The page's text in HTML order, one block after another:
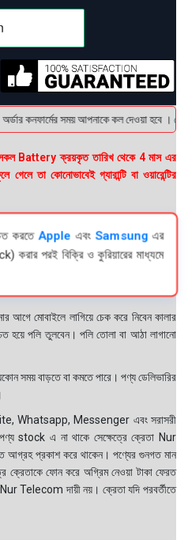
কনফার্মের সময় আপনাকে কল দেওয়া হবে ।
Battery ক্রয়কৃত তারিখ থেকে 4 মাস এর
তা কোনোভাবেই গ্যারান্টি বা ওয়ারেন্টির
করতে Apple এবংSamsungএর
করার পরই বিক্রি ও কুরিয়ারের মাধ্যমে
মোবাইলে লাগিয়ে চেক করে নিবেন কালার
হয়ে পলি তুলবেন। পলি তোলা বা আঠা লাগানো
সময় বাড়তে বা কমতে পারে। পণ্য ডেলিভারির
Whatsapp, Messenger এবং সরাসরী
stock এ না থাকে সেক্ষেত্রে ক্রেতা Nur
আগ্রহ প্রকাশ করে থাকেন। পণ্যের গুনগত মান
ক্রেতাকে ফোন করে অগ্রিম নেওয়া টাকা ফেরত
Telecom দায়ী নয়। ক্রেতা যদি পরবর্তীতে